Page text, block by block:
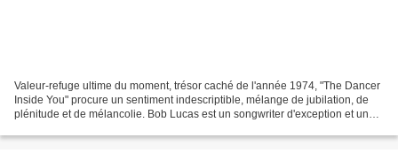
Valeur-refuge ultime du moment, trésor caché de l'année 1974, "The Dancer
Inside You" procure un sentiment indescriptible, mélange de jubilation, de
plénitude et de mélancolie. Bob Lucas est un songwriter d'exception et un